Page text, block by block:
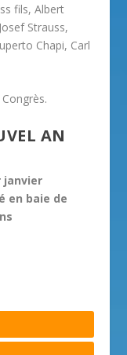
fils, Albert
Strauss,
Chapi, Carl
AN
janvier
en baie de